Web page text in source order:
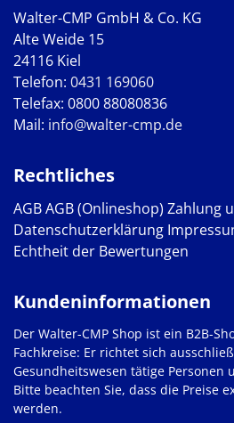
Walter-CMP GmbH & Co. KG
Alte Weide 15
24116 Kiel
Telefon: 0431 169060
Telefax: 0800 88080836
Mail: info@walter-cmp.de
Rechtliches
AGBAGB (Onlineshop) Zahlung
Datenschutzerklärung
Echtheit der Bewertungen
Kundeninformationen
Der Walter-CMP Shop ist ein B2B-
Fachkreise: Er richtet sich
Gesundheitswesen tätige Personen
Bitte beachten Sie, dass die Preise
werden.